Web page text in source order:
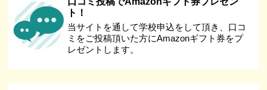
ト！
当サイトを通して学校申込をして頂き、口コ
ミをご投稿頂いた方にAmazonギフト券をプ
レゼントします。